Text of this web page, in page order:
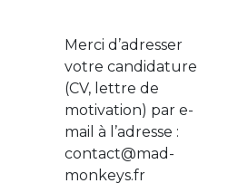
Merci d’adresser
votre candidature
(CV, lettre de
motivation) par e-
mail à l’adresse :
contact@mad-
monkeys.fr